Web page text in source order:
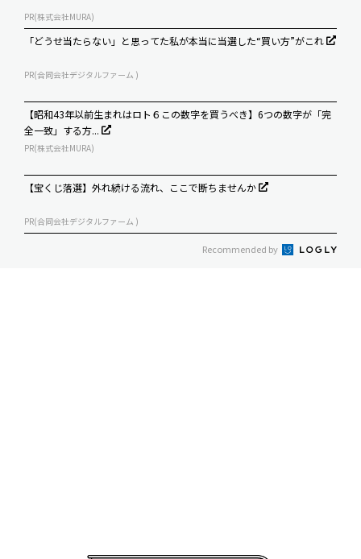
PR(株式会社MURA)
「どうせ当たらない」と思ってた私が本当に当選した“買い方”がこれ
PR(合同会社デジタルファーム )
【昭和43年以前生まれはロト６この数字を買うべき】6つの数字が「完
全一致」する方...
PR(株式会社MURA)
【宝くじ落選】外れ続ける流れ、ここで断ちませんか
PR(合同会社デジタルファーム )
Recommended by